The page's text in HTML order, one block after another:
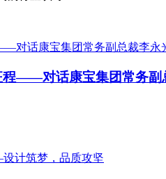
程——对话康宝集团常务副